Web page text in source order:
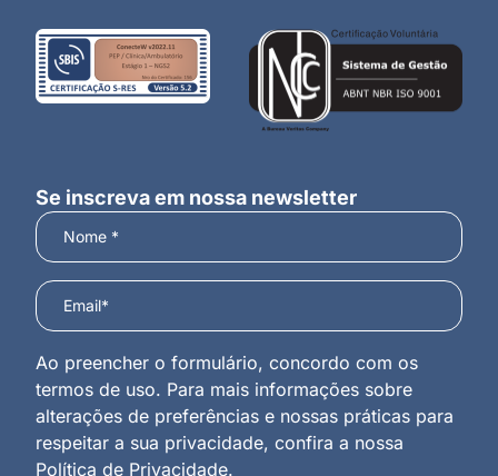
Se inscreva em nossa newsletter
Ao preencher o formulário, concordo com os
termos de uso. Para mais informações sobre
alterações de preferências e nossas práticas para
respeitar a sua privacidade, confira a nossa
Política de Privacidade.